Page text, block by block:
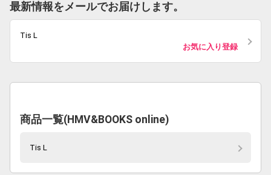
最新情報をメールでお届けします。
Tis L
お気に入り登録
商品一覧(HMV&BOOKS online)
Tis L